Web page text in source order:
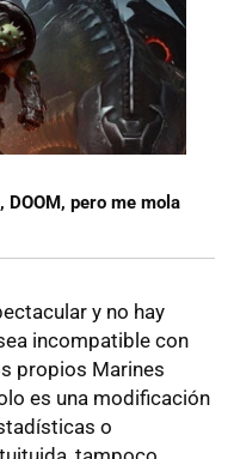
DOOM, pero me mola
y no hay
incompatible con
propios Marines
es una modificación
o